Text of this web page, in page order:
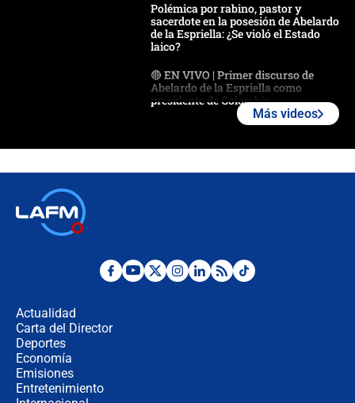
Polémica por rabino, pastor y
sacerdote en la posesión de Abelardo
de la Espriella: ¿Se violó el Estado
laico?
🔴 EN VIVO | Primer discurso de
Abelardo de la Espriella como
presidente de Colombia
Desde dermatitis hasta infecciones:
Más videos
Actualidad
Carta del Director
Deportes
Economía
Emisiones
Entretenimiento